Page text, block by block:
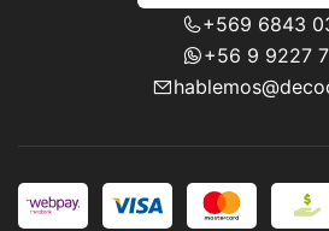
+569 6843
+56 9 9227